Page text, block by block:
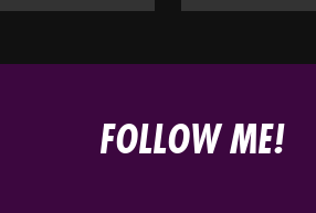
FOLLOW ME!